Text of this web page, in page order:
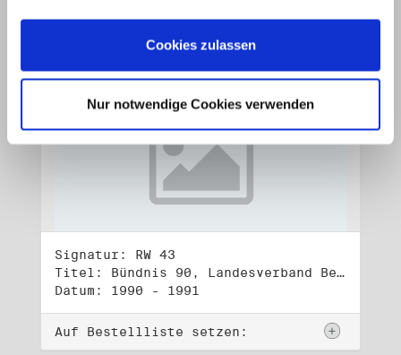
Cookies zulassen
Nur notwendige Cookies verwenden
Signatur: RW 43
Titel: Bündnis 90, Landesverband Berlin (1)
Datum: 1990 - 1991
Auf Bestellliste setzen: